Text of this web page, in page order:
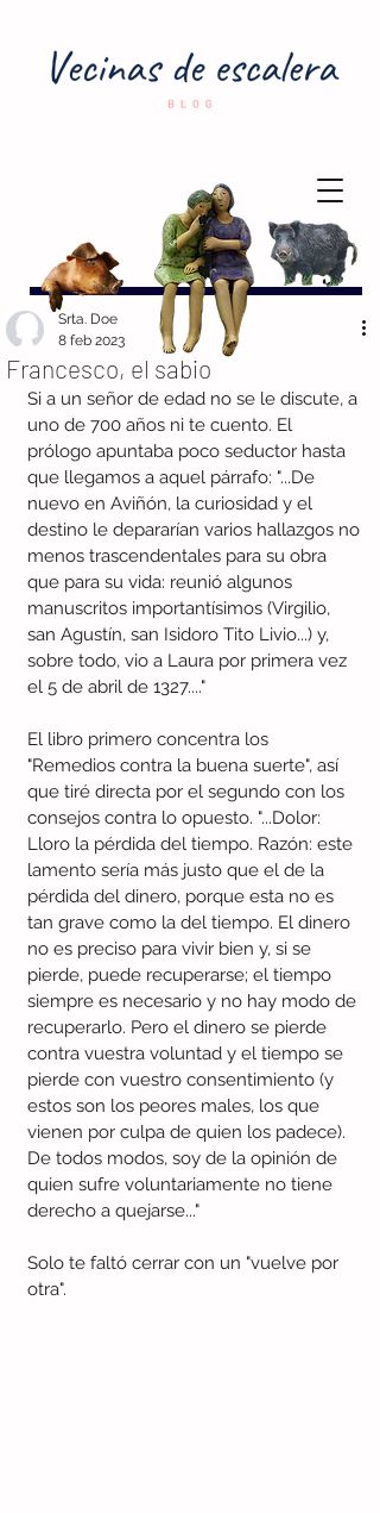
Francesco, el sabio
Srta. Doe
8 feb 2023
Si a un señor de edad no se le discute, a
uno de 700 años ni te cuento. El
prólogo apuntaba poco seductor hasta
que llegamos a aquel párrafo: "...De
nuevo en Aviñón, la curiosidad y el
destino le depararían varios hallazgos no
menos trascendentales para su obra
que para su vida: reunió algunos
manuscritos importantísimos (Virgilio,
san Agustín, san Isidoro Tito Livio...) y,
sobre todo, vio a Laura por primera vez
el 5 de abril de 1327...."
El libro primero concentra los
"Remedios contra la buena suerte", así
que tiré directa por el segundo con los
consejos contra lo opuesto. "...Dolor:
Lloro la pérdida del tiempo. Razón: este
lamento sería más justo que el de la
pérdida del dinero, porque esta no es
tan grave como la del tiempo. El dinero
no es preciso para vivir bien y, si se
pierde, puede recuperarse; el tiempo
siempre es necesario y no hay modo de
recuperarlo. Pero el dinero se pierde
contra vuestra voluntad y el tiempo se
pierde con vuestro consentimiento (y
estos son los peores males, los que
vienen por culpa de quien los padece).
De todos modos, soy de la opinión de
quien sufre voluntariamente no tiene
derecho a quejarse..."
Solo te faltó cerrar con un "vuelve por
otra".